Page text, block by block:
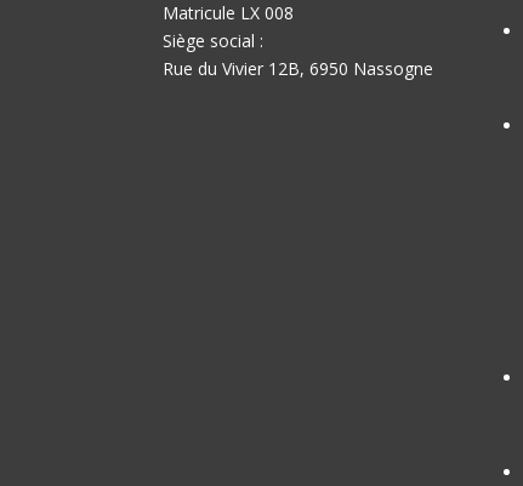
Matricule LX 008
Siège social :
Rue du Vivier 12B, 6950 Nassogne